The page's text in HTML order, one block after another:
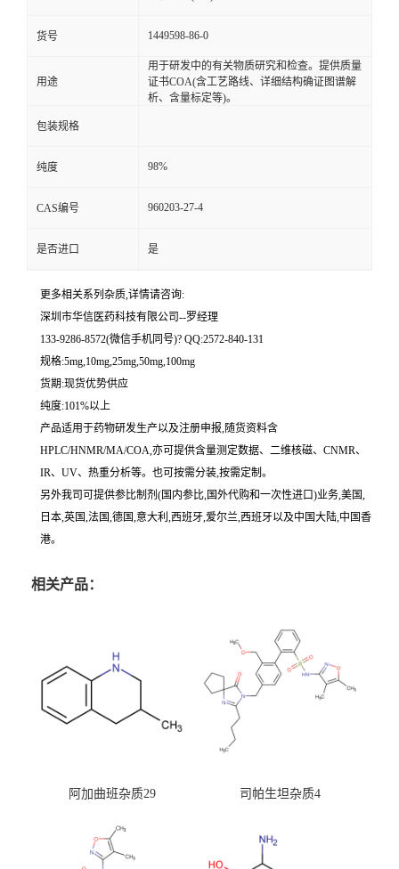
货号 1449598-86-0
用途
用于研发中的有关物质研究和检查。提供质量
证书COA(含工艺路线、详细结构确证图谱解
析、含量标定等)。
包装规格
纯度 98%
CAS编号 960203-27-4
是否进口 是
更多相关系列杂质,详情请咨询:
深圳市华信医药科技有限公司--罗经理
133-9286-8572(微信手机同号)? QQ:2572-840-131
规格:5mg,10mg,25mg,50mg,100mg
货期:现货优势供应
纯度:101%以上
产品适用于药物研发生产以及注册申报,随货资料含
HPLC/HNMR/MA/COA,亦可提供含量测定数据、二维核磁、CNMR、
IR、UV、热重分析等。也可按需分装,按需定制。
另外我司可提供参比制剂(国内参比,国外代购和一次性进口)业务,美国,
日本,英国,法国,德国,意大利,西班牙,爱尔兰,西班牙以及中国大陆,中国香
港。
相关产品：
阿加曲班杂质29 司帕生坦杂质4